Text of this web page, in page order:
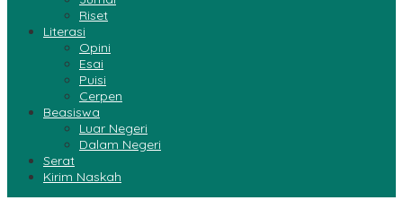
Riset
Literasi
Opini
Esai
Puisi
Cerpen
Beasiswa
Luar Negeri
Dalam Negeri
Serat
Kirim Naskah